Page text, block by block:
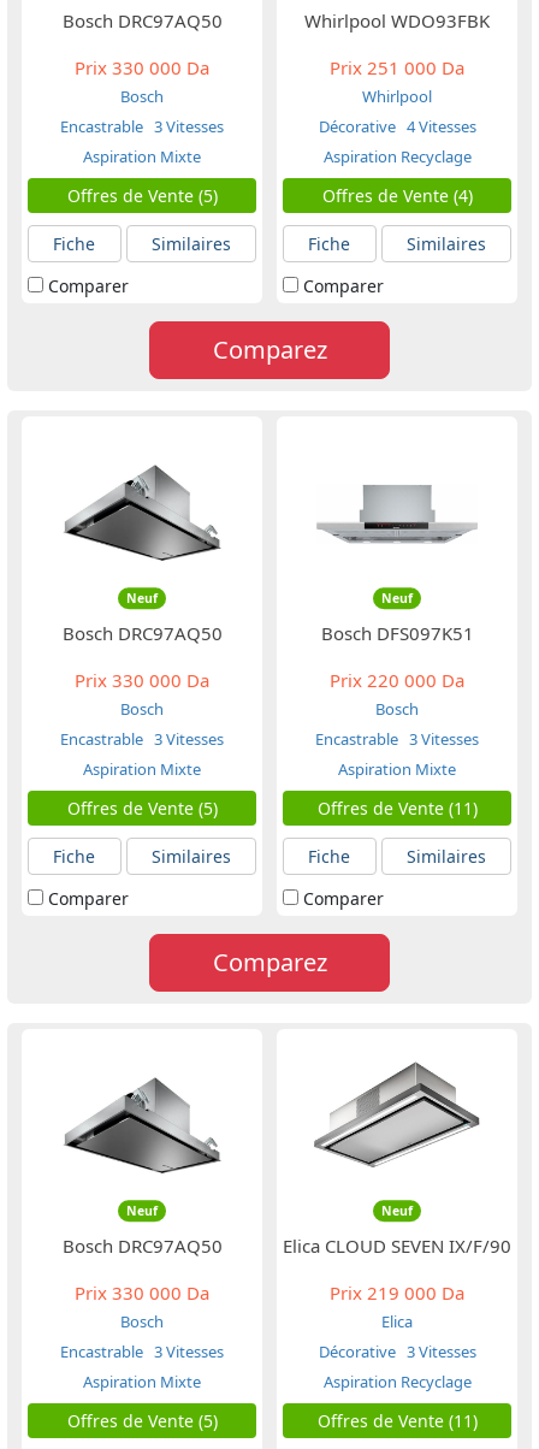
Bosch DRC97AQ50
Prix 330 000 Da
Bosch
Encastrable 3 Vitesses
Aspiration Mixte
Offres de Vente (5)
Fiche
Similaires
Comparer
Whirlpool WDO93FBK
Prix 251 000 Da
Whirlpool
Décorative 4 Vitesses
Aspiration Recyclage
Offres de Vente (4)
Fiche
Similaires
Comparer
Comparez
Neuf
Bosch DRC97AQ50
Prix 330 000 Da
Bosch
Encastrable 3 Vitesses
Aspiration Mixte
Offres de Vente (5)
Fiche
Similaires
Comparer
Neuf
Bosch DFS097K51
Prix 220 000 Da
Bosch
Encastrable 3 Vitesses
Aspiration Mixte
Offres de Vente (11)
Fiche
Similaires
Comparer
Comparez
Neuf
Bosch DRC97AQ50
Prix 330 000 Da
Bosch
Encastrable 3 Vitesses
Aspiration Mixte
Offres de Vente (5)
Neuf
Elica CLOUD SEVEN IX/F/90
Prix 219 000 Da
Elica
Décorative 3 Vitesses
Aspiration Recyclage
Offres de Vente (11)